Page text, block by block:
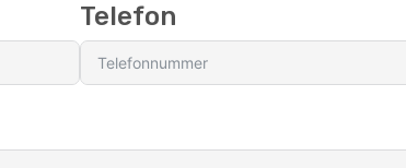
Telefon